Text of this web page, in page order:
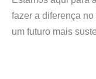
fazer a diferença
um futuro mais